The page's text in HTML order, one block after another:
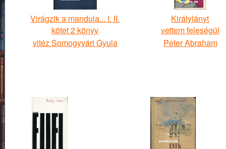
Virágzik a mandula... I. II.
kötet 2 könyv
vitéz Somogyvári Gyula
Királylányt
vettem feleségül
Peter Abraham